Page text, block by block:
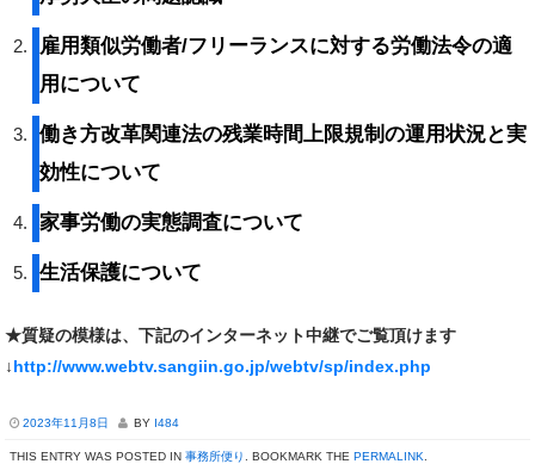
雇用類似労働者/フリーランスに対する労働法令の適
用について
働き方改革関連法の残業時間上限規制の運用状況と実
効性について
家事労働の実態調査について
生活保護について
★質疑の模様は、下記のインターネット中継でご覧頂けます
↓http://www.webtv.sangiin.go.jp/webtv/sp/index.php
2023年11月8日 BY I484
THIS ENTRY WAS POSTED IN 事務所便り . BOOKMARK THE PERMALINK